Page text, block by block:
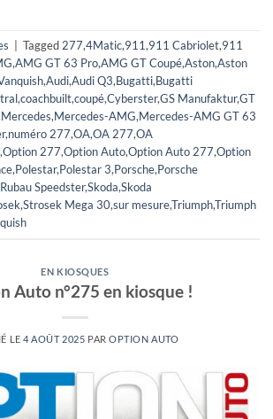
Tagged 277,4Matic,911,911 Cabriolet,911
,AMG GT 63 Pro,AMG GT Coupé,Aston,Aston
,Audi,Audi Q3,Bugatti,Bugatti
,coachbuilt,coupé,Cyberster,GS Manufaktur,GT
Mercedes,Mercedes-AMG,Mercedes-AMG GT 63
,numéro 277,OA,OA 277,OA
,Option 277,Option Auto,Option Auto 277,Option
,Polestar,Polestar 3,Porsche,Porsche
Rubau Speedster,Skoda,Skoda
,Strosek Mega 30,sur mesure,Triumph,Triumph
EN KIOSQUES
Auto n°275 en kiosque !
LE4 AOÛT 2025 PAROPTION AUTO